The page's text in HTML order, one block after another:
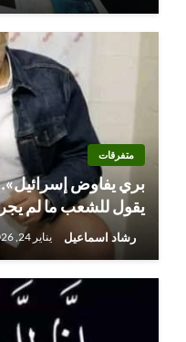
متفرقات
بري يفاوض إسرائيل»…
يقول للشعب ما لم
رشاد اسماعيل يناير 24, 2026